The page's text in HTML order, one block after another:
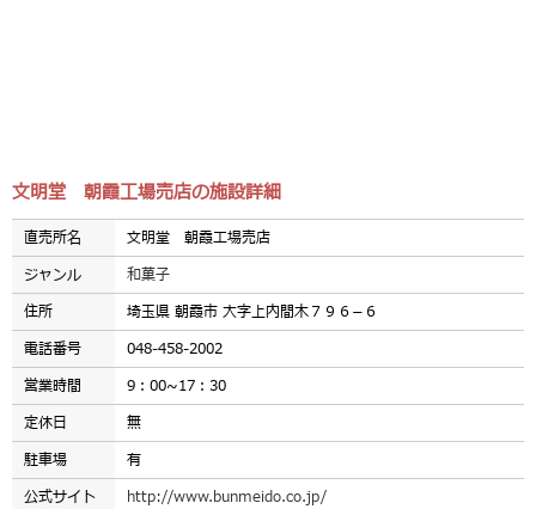
文明堂 朝霞工場売店の施設詳細
直売所名
文明堂 朝霞工場売店
ジャンル
和菓子
住所
埼玉県 朝霞市 大字上内間木７９６−６
電話番号
048-458-2002
営業時間
9：00~17：30
定休日
無
駐車場
有
公式サイト
http://www.bunmeido.co.jp/